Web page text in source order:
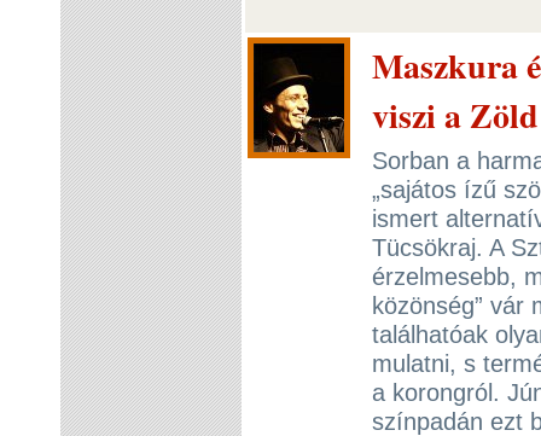
Maszkura
viszi a
Sorban a
„sajátos ízű
ismert
Tücsökraj. A
érzelmesebb,
közönség” vár
találhatóak
mulatni, s
a korongról.
színpadán ezt